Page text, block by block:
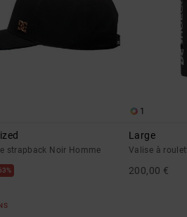
strapback Noir Homme
1
Large
Valise à
200,00 €